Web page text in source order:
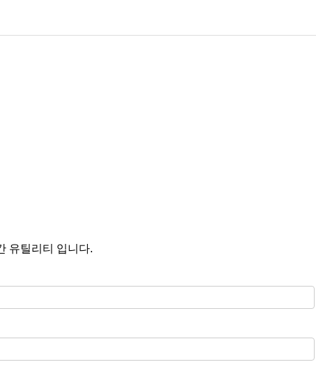
유틸리티 입니다.